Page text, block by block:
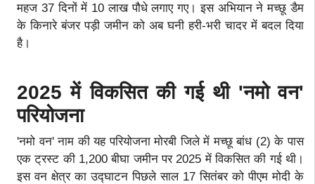
महज 37 दिनों में 10 लाख पौधे लगाए गए। इस अभियान ने मच्छू डैम
के किनारे बंजर पड़ी जमीन को अब घनी हरी-भरी चादर में बदल दिया
है।
2025 में विकसित की गई थी 'नमो वन'
परियोजना
'नमो वन' नाम की यह परियोजना मोरबी जिले में मच्छू बांध (2) के पास
एक ट्रस्ट की 1,200 बीघा जमीन पर 2025 में विकसित की गई थी।
इस वन क्षेत्र का उद्घाटन पिछले साल 17 सितंबर को पीएम मोदी के